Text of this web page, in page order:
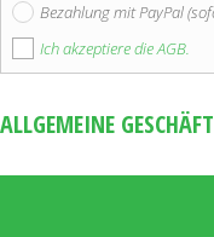
Bezahlung mit PayPal
Ich akzeptiere die AGB.
ALLGEMEINE